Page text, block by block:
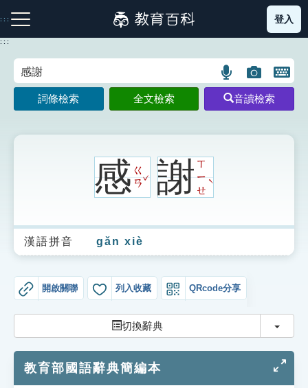
到
主
:::
注音索引圖示 筆畫索引圖示 部首索引表圖示
生字詞彙表
成語故事
索引選單
單字索引
登入
:::
語
言
搜
圖
片
搜
開
鍵
圖
詞條檢索 全文檢索 音讀檢索
感ㄍ
ㄢ
ˇ謝ㄒ
ㄧ
ㄝ
ˋ
漢語拼音 gǎn xiè
開啟關聯 列入收藏 QRcode分享
切換辭典 切換
教育部國語辭典簡編本